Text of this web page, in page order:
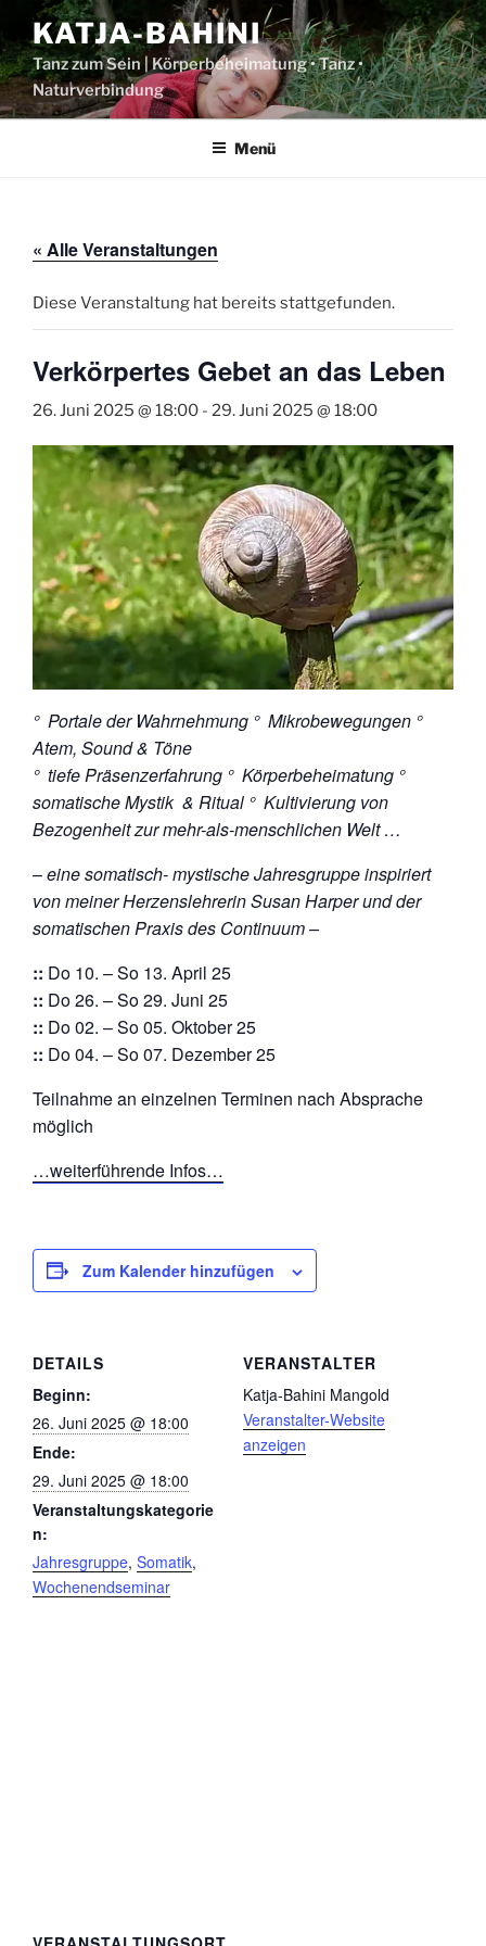
Inhalt
springen
KATJA-BAHINI
Tanz zum Sein | Körperbeheimatung • Tanz •
Naturverbindung
Menü
« Alle Veranstaltungen
Diese Veranstaltung hat bereits stattgefunden.
Verkörpertes Gebet an das Leben
26. Juni 2025 @ 18:00 - 29. Juni 2025 @ 18:00
° Portale der Wahrnehmung ° Mikrobewegungen °
Atem, Sound & Töne
° tiefe Präsenzerfahrung ° Körperbeheimatung °
somatische Mystik & Ritual ° Kultivierung von
Bezogenheit zur mehr-als-menschlichen Welt…
–eine somatisch- mystische Jahresgruppe inspiriert
von meiner Herzenslehrerin Susan Harper und der
somatischen Praxis des Continuum –
:: Do 10. – So 13. April 25
:: Do 26. – So 29. Juni 25
:: Do 02. – So 05. Oktober 25
:: Do 04. – So 07. Dezember 25
Teilnahme an einzelnen Terminen nach Absprache
möglich
…weiterführende Infos…
Zum Kalender hinzufügen
DETAILS
Beginn:
26. Juni 2025 @ 18:00
Ende:
29. Juni 2025 @ 18:00
Veranstaltungskategorie
n:
Jahresgruppe, Somatik,
Wochenendseminar
VERANSTALTER
Katja-Bahini Mangold
Veranstalter-Website
anzeigen